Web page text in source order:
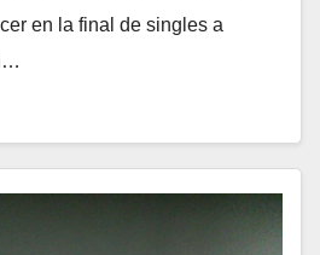
en la final de singles a